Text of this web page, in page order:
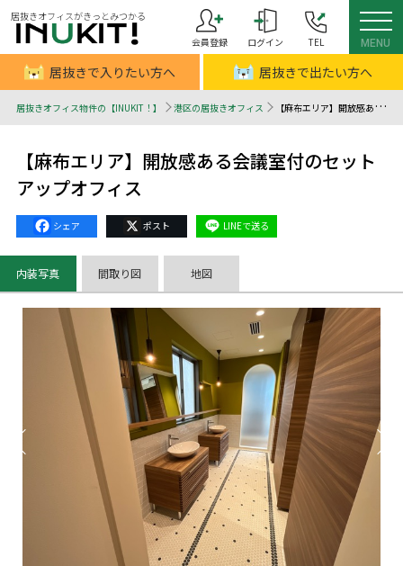
居抜きオフィスがきっとみつかる
会員登録
ログイン TEL MENU
居抜きで入りたい方へ 居抜きで出たい方へ
居抜きオフィス物件の【INUKIT！】 港区の居抜きオフィス 【麻布エリア】開放感ある会議室付のセットアップオフィス - 居抜きオフィスはINUKIT！（イヌキット）
【麻布エリア】開放感ある会議室付のセット
アップオフィス
Facebook
X Line
内装写真 間取り図 地図